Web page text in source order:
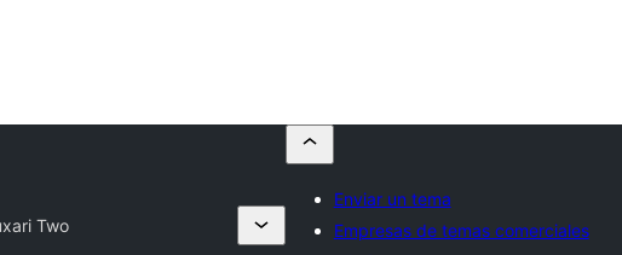
Two
Enviar un tema
Empresas de temas comerciales